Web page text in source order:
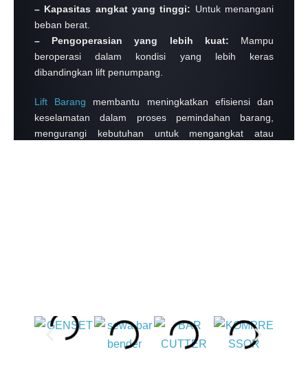
– Kapasitas angkat yang tinggi: Untuk menangani
beban berat.
– Pengoperasian yang lebih kuat: Mampu
beroperasi dalam kondisi yang lebih keras
dibandingkan lift penumpang.
Lift Barang membantu meningkatkan efisiensi dan
keselamatan dalam proses pemindahan barang,
mengurangi kebutuhan untuk mengangkat atau